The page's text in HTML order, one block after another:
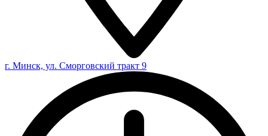
г. Минск, ул. Сморговский тракт 9